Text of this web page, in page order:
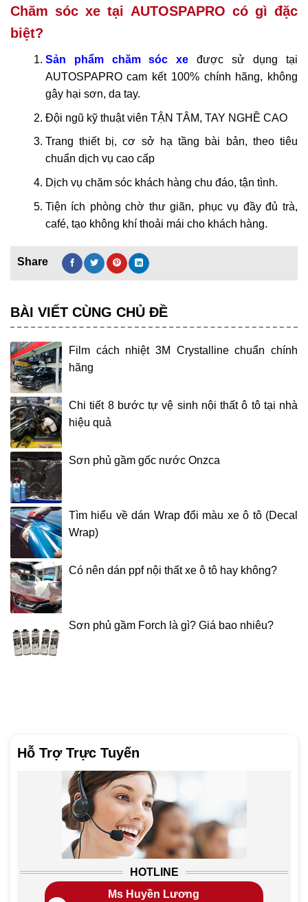
Hỗ Trợ Trực Tuyến
HOTLINE
Ms Huyền Lương
Chăm sóc xe tại AUTOSPAPRO có gì đặc
biệt?
Sản phẩm chăm sóc xe được sử dụng tại
AUTOSPAPRO cam kết 100% chính hãng, không
gây hại sơn, da tay.
Đội ngũ kỹ thuật viên TẬN TÂM, TAY NGHỀ CAO
Trang thiết bị, cơ sở hạ tầng bài bản, theo tiêu
chuẩn dịch vụ cao cấp
Dịch vụ chăm sóc khách hàng chu đáo, tận tình.
Tiện ích phòng chờ thư giãn, phục vụ đầy đủ trà,
café, tạo không khí thoải mái cho khách hàng.
BÀI VIẾT CÙNG CHỦ ĐỀ
Film cách nhiệt 3M Crystalline chuẩn chính
hãng
Chi tiết 8 bước tự vệ sinh nội thất ô tô tại nhà
hiệu quả
Sơn phủ gầm gốc nước Onzca
Tìm hiểu về dán Wrap đổi màu xe ô tô (Decal
Wrap)
Có nên dán ppf nội thất xe ô tô hay không?
Sơn phủ gầm Forch là gì? Giá bao nhiêu?